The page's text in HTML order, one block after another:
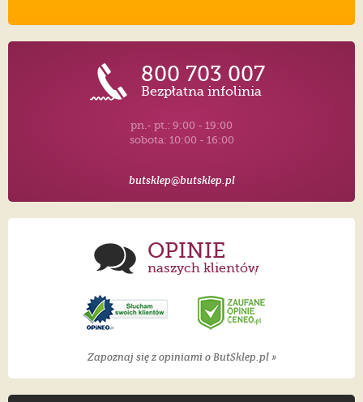
800 703 007
Bezpłatna infolinia
pn.- pt.: 9:00 - 19:00
sobota: 10:00 - 16:00
butsklep@butsklep.pl
OPINIE
naszych klientów
Zapoznaj się z opiniami o ButSklep.pl »